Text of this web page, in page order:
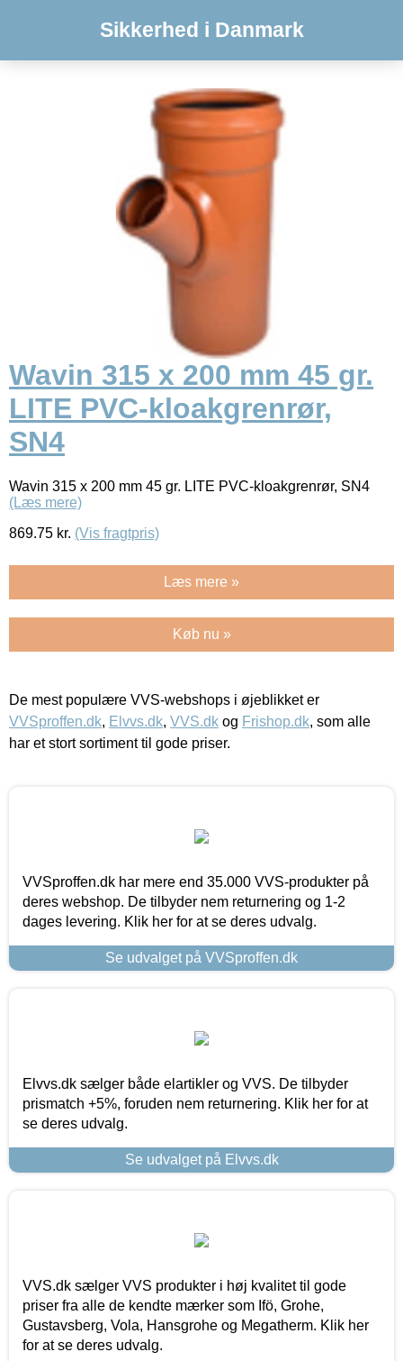
Sikkerhed i Danmark
Wavin 315 x 200 mm 45 gr.
LITE PVC-kloakgrenrør,
SN4
Wavin 315 x 200 mm 45 gr. LITE PVC-kloakgrenrør, SN4
(Læs mere)
869.75 kr. (Vis fragtpris)
Læs mere »
Køb nu »
De mest populære VVS-webshops i øjeblikket er
VVSproffen.dk, Elvvs.dk, VVS.dk og Frishop.dk, som alle
har et stort sortiment til gode priser.
VVSproffen.dk har mere end 35.000 VVS-produkter på
deres webshop. De tilbyder nem returnering og 1-2
dages levering. Klik her for at se deres udvalg.
Se udvalget på VVSproffen.dk
Elvvs.dk sælger både elartikler og VVS. De tilbyder
prismatch +5%, foruden nem returnering. Klik her for at
se deres udvalg.
Se udvalget på Elvvs.dk
VVS.dk sælger VVS produkter i høj kvalitet til gode
priser fra alle de kendte mærker som Ifö, Grohe,
Gustavsberg, Vola, Hansgrohe og Megatherm. Klik her
for at se deres udvalg.